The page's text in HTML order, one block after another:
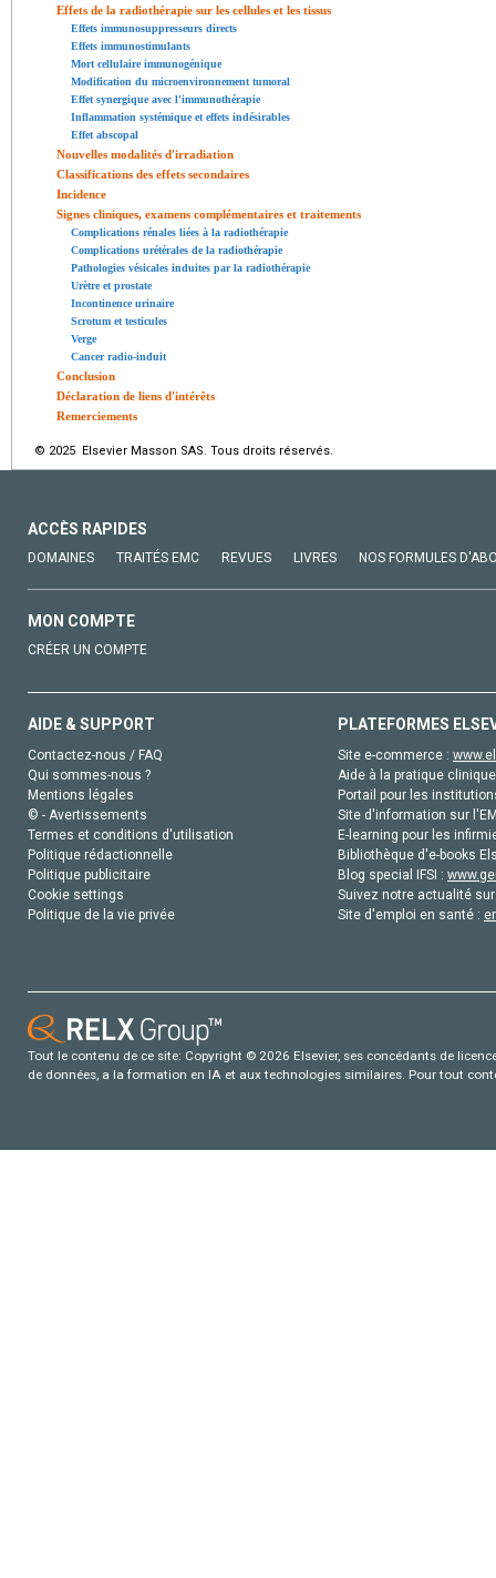
Effets de la radiothérapie sur les cellules et les tissus
Effets immunosuppresseurs directs
Effets immunostimulants
Mort cellulaire immunogénique
Modification du microenvironnement tumoral
Effet synergique avec l'immunothérapie
Inflammation systémique et effets indésirables
Effet abscopal
Nouvelles modalités d'irradiation
Classifications des effets secondaires
Incidence
Signes cliniques, examens complémentaires et traitements
Complications rénales liées à la radiothérapie
Complications urétérales de la radiothérapie
Pathologies vésicales induites par la radiothérapie
Urètre et prostate
Incontinence urinaire
Scrotum et testicules
Verge
Cancer radio-induit
Conclusion
Déclaration de liens d'intérêts
Remerciements
© 2025 Elsevier Masson SAS. Tous droits réservés.
ACCÈS RAPIDES
DOMAINES TRAITÉS EMC REVUES LIVRES NOS FORMULES
MON COMPTE
CRÉER UN COMPTE
AIDE & SUPPORT
Contactez-nous / FAQ
Qui sommes-nous ?
Mentions légales
© - Avertissements
Termes et conditions d'utilisation
Politique rédactionnelle
Politique publicitaire
Cookie settings
Politique de la vie privée
PLATEFORMES
Site e-commerce :
Aide à la pratique
Portail pour les
Site d'information sur
E-learning pour les
Bibliothèque d'e-books
Blog special IFSI :
Suivez notre actualité
Site d'emploi en santé :
Tout le contenu de ce site: Copyright © 2026 Elsevier, ses concédants de
de données, a la formation en IA et aux technologies similaires. Pour tout